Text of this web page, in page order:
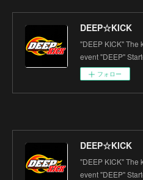
DEEP☆KICK
"DEEP KICK" The
event "DEEP"
フォロー
DEEP☆KICK
"DEEP KICK" The
event "DEEP"